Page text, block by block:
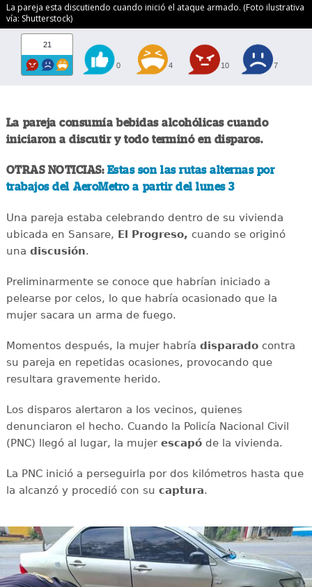
La pareja esta discutiendo cuando inició el ataque armado. (Foto ilustrativa
vía: Shutterstock)
21
0 4 10 7
La pareja consumía bebidas alcohólicas cuando
iniciaron a discutir y todo terminó en disparos.
OTRAS NOTICIAS:Estas son las rutas alternas por
trabajos del AeroMetro a partir del lunes 3
Una pareja estaba celebrando dentro de su vivienda
ubicada en Sansare, El Progreso, cuando se originó
una discusión.
Preliminarmente se conoce que habrían iniciado a
pelearse por celos, lo que habría ocasionado que la
mujer sacara un arma de fuego.
Momentos después, la mujer habría disparadocontra
su pareja en repetidas ocasiones, provocando que
resultara gravemente herido.
Los disparos alertaron a los vecinos, quienes
denunciaron el hecho. Cuando la Policía Nacional Civil
(PNC) llegó al lugar, la mujer escapóde la vivienda.
La PNC inició a perseguirla por dos kilómetros hasta que
la alcanzó y procedió con su captura.